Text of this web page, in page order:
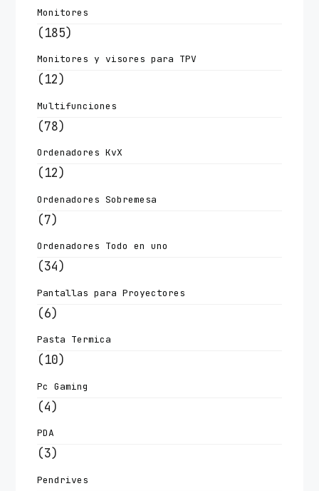
Monitores
(185)
Monitores y visores para TPV
(12)
Multifunciones
(78)
Ordenadores KvX
(12)
Ordenadores Sobremesa
(7)
Ordenadores Todo en uno
(34)
Pantallas para Proyectores
(6)
Pasta Termica
(10)
Pc Gaming
(4)
PDA
(3)
Pendrives